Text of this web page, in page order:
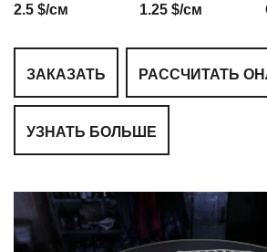
2.5 $/см
1.25 $/см
ЗАКАЗАТЬ РАССЧИТАТЬ
УЗНАТЬ БОЛЬШЕ